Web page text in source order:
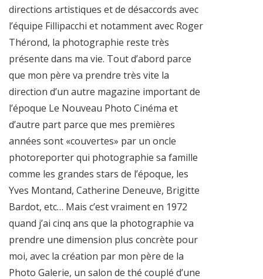
directions artistiques et de désaccords avec
l’équipe Fillipacchi et notamment avec Roger
Thérond, la photographie reste très
présente dans ma vie. Tout d’abord parce
que mon père va prendre très vite la
direction d’un autre magazine important de
l’époque Le Nouveau Photo Cinéma et
d’autre part parce que mes premières
années sont «couvertes» par un oncle
photoreporter qui photographie sa famille
comme les grandes stars de l’époque, les
Yves Montand, Catherine Deneuve, Brigitte
Bardot, etc… Mais c’est vraiment en 1972
quand j’ai cinq ans que la photographie va
prendre une dimension plus concrète pour
moi, avec la création par mon père de la
Photo Galerie, un salon de thé couplé d’une